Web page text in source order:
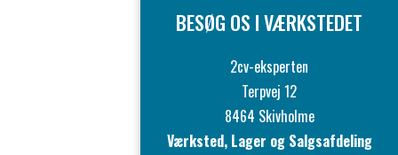
BESØG OS I VÆRKSTEDET
2cv-eksperten
Terpvej 12
8464 Skivholme
Værksted, Lager og Salgsafdeling